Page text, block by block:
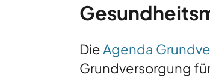
DieAgenda
Grundversorgung